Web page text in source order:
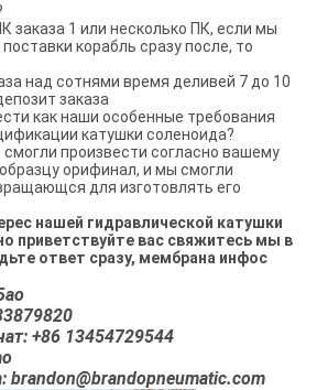
заказа 1 или несколько ПК, если мы
корабль сразу после, то
над сотнями время деливей 7 до 10
заказа
как наши особенные требования
катушки соленоида?
произвести согласно вашему
орифинал, и мы смогли
для изготовлять его
нашей гидравлической катушки
приветствуйте вас свяжитесь мы в
ответ сразу, мембрана инфос
+86 13454729544
brandon@brandopneumatic.com